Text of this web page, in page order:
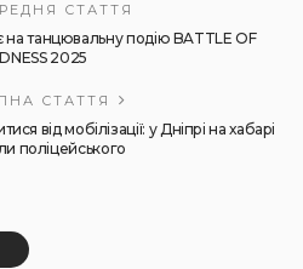
СТАТТЯ
на танцювальну подію BATTLE OF
2025
СТАТТЯ
від мобілізації: у Дніпрі на хабарі
поліцейського